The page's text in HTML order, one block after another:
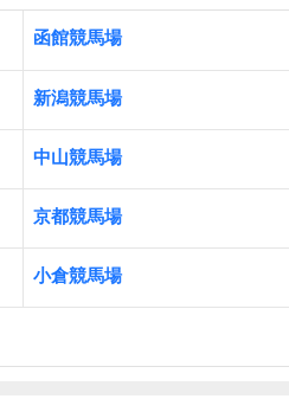
函館競馬場
新潟競馬場
中山競馬場
京都競馬場
小倉競馬場